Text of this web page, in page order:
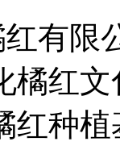
有限
橘红
红种